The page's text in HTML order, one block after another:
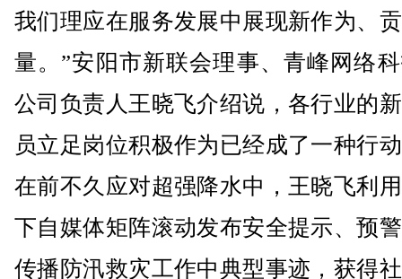
我们理应在服务发展中展现新作为、
量。”安阳市新联会理事、青峰网络
公司负责人王晓飞介绍说，各行业的
员立足岗位积极作为已经成了一种行
在前不久应对超强降水中，王晓飞利
下自媒体矩阵滚动发布安全提示、预
传播防汛救灾工作中典型事迹，获得